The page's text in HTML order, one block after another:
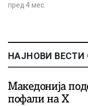
пред 4 мес.
НАЈНОВИ ВЕСТИ
Македонија подобра
пофали на Х